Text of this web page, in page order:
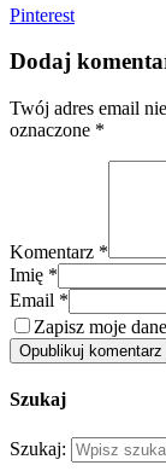
Pinterest
Dodaj
Twój adres email
oznaczone *
Komentarz *
Imię *
Email *
Zapisz moje
Opublikuj komentarz
Szukaj
Szukaj: